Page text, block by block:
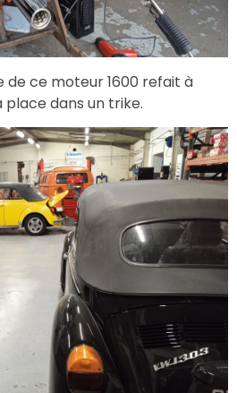
ce moteur 1600 refait à
place dans un trike.